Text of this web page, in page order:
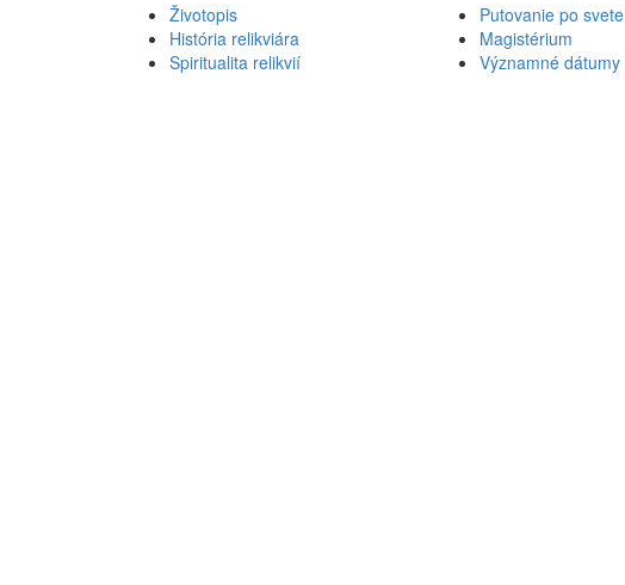
Životopis
História relikviára
Spiritualita relikvií
Putovanie po svete
Magistérium
Významné dátumy